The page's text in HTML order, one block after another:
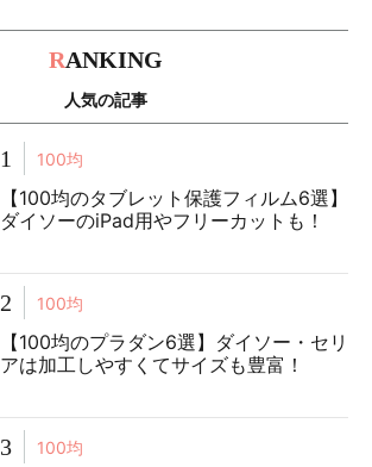
RANKING
人気の記事
1 100均
【100均のタブレット保護フィルム6選】
ダイソーのiPad用やフリーカットも！
2 100均
【100均のプラダン6選】ダイソー・セリ
アは加工しやすくてサイズも豊富！
3 100均